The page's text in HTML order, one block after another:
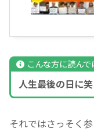
こんな方に読んで
人生最後の日に
それではさっそく参